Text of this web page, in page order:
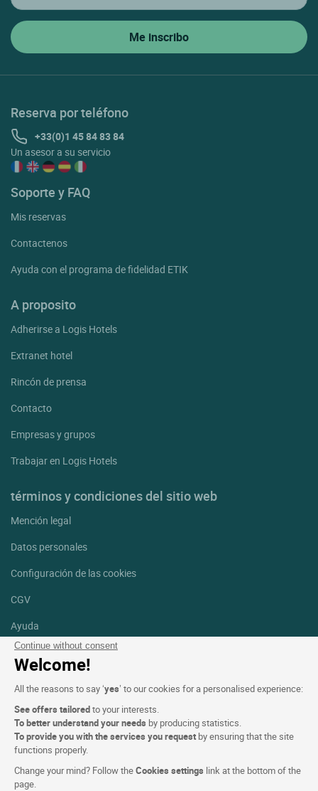
Continue without consent
Welcome!
All the reasons to say ‘yes’ to our cookies for a personalised experience:
See offers tailoredto your interests.
To better understand your needs by producing statistics.
To provide you with the services you request by ensuring that the site
functions properly.
Change your mind? Follow theCookies settings link at the bottom of the
page.
Reserva por teléfono
+33(0)1 45 84 83 84
Un asesor a su servicio
Soporte y FAQ
Mis reservas
Contactenos
Ayuda con el programa de fidelidad ETIK
A proposito
Adherirse a Logis Hotels
Extranet hotel
Rincón de prensa
Contacto
Empresas y grupos
Trabajar en Logis Hotels
términos y condiciones del sitio web
Mención legal
Datos personales
Configuración de las cookies
CGV
Ayuda
Mapa del sitio
fotografías
Síguenos
Facebook
Instagram
Linkedin